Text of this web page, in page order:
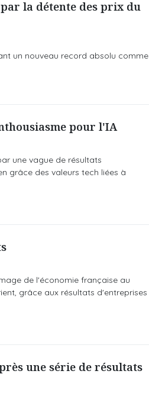
la détente des prix du
un nouveau record absolu comme
pour l'IA
une vague de résultats
grâce des valeurs tech liées à
de l'économie française au
grâce aux résultats d'entreprises
une série de résultats